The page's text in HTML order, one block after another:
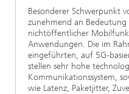
Besonderer Schwerpunkt
zunehmend an
nichtöffentlicher
Anwendungen. Die im
eingeführten, auf 5G-
stellen sehr hohe
Kommunikationssystem,
wie Latenz, Paketjitter,